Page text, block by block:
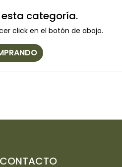
categoría.
click en el botón de abajo.
CONTACTO